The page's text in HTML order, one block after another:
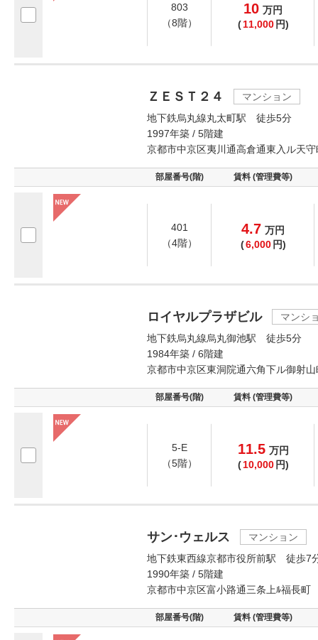
803
（8階）
10 万円
( 11,000 円)
ＺＥＳＴ２４
マンション
地下鉄烏丸線丸太町駅 徒歩5分
1997年築 / 5階建
京都市中京区夷川通高倉通東入ル天守
部屋番号(階) 賃料 (管理費等)
401
（4階）
4.7 万円
(6,000 円)
ロイヤルプラザビル
マンシ
地下鉄烏丸線烏丸御池駅 徒歩5分
1984年築 / 6階建
京都市中京区東洞院通六角下ル御射山
部屋番号(階) 賃料 (管理費等)
5-E
（5階）
11.5 万円
( 10,000 円)
サン･ウェルス
マンション
地下鉄東西線京都市役所前駅 徒歩7
1990年築 / 5階建
京都市中京区富小路通三条上ﾙ福長町
部屋番号(階) 賃料 (管理費等)